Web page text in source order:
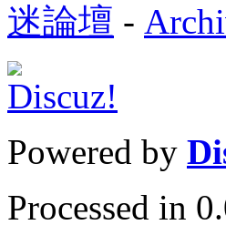
迷論壇 -
Powered by
Processed in